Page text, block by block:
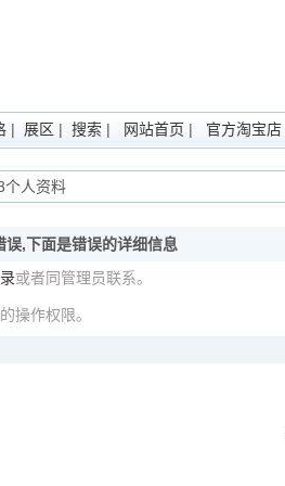
| 展区 |搜索 | 网站首页 | 官方淘宝店
人资料
误,下面是错误的详细信息
或者同管理员联系。
操作权限。